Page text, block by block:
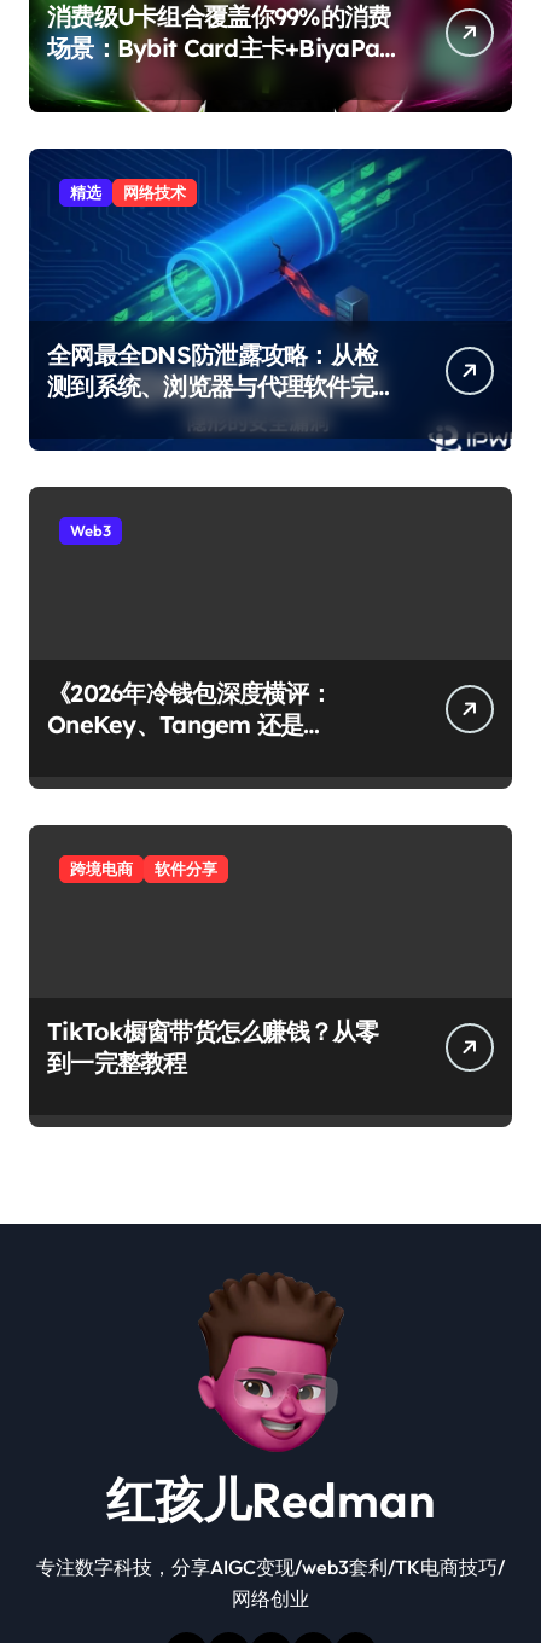
消费级U卡组合覆盖你99%的消费
场景：Bybit Card主卡+BiyaPay
备用卡完整攻略
精选 网络技术
全网最全DNS防泄露攻略：从检
测到系统、浏览器与代理软件完
Web3
《2026年冷钱包深度横评：
OneKey、Tangem 还是
垒？》
跨境电商 软件分享
TikTok橱窗带货怎么赚钱？从零
到一完整教程
红孩儿Redman
专注数字科技，分享AIGC变现/web3套利/TK电商技巧/
网络创业